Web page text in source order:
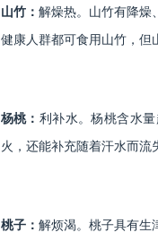
山竹： 解燥热。山竹有降燥
健康人群都可食用山竹，但
杨桃： 利补水。杨桃含水
火，还能补充随着汗水而流
桃子： 解烦渴。桃子具有生